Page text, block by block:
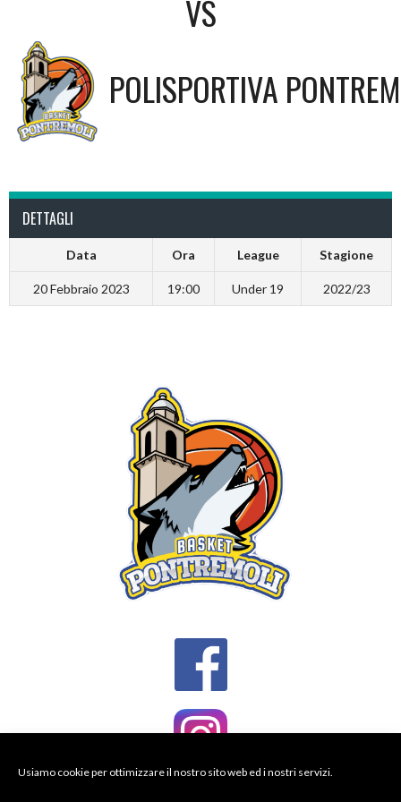
Usiamo cookie per ottimizzare il nostro sito web ed i nostri servizi.
VS
POLISPORTIVA
DETTAGLI
Data Ora League Stagione
20 Febbraio 2023 19:00 Under 19 2022/23